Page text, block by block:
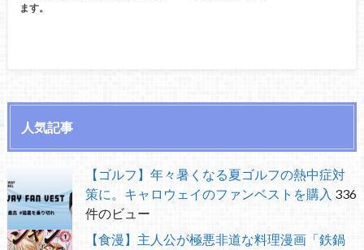
ます。
人気記事
【ゴルフ】年々暑くなる夏ゴルフの熱中症対
策に。キャロウェイのファンベストを購入 336
件のビュー
【食漫】主人公が極悪非道な料理漫画「鉄鍋